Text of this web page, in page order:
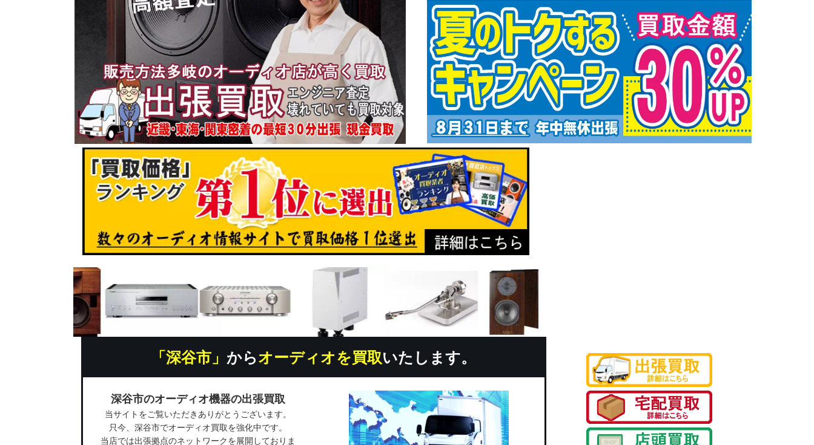
「深谷市」 からオーディオを買取いたします。
深谷市のオーディオ機器の出張買取
当サイトをご覧いただきありがとうございます。
只今、深谷市でオーディオ買取を強化中です。
当店では出張拠点のネットワークを展開しておりま